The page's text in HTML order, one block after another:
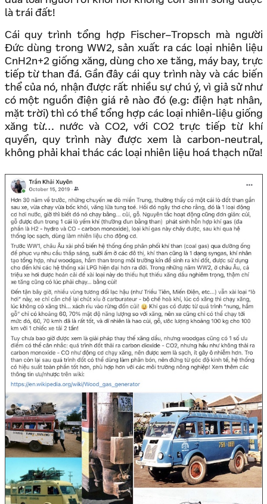
là trái đất!
Cái quy trình tổng hợp Fischer–Tropsch mà người
Đức dùng trong WW2, sản xuất ra các loại nhiên liệu
CnH2n+2 giống xăng, dùng cho xe tăng, máy bay, trực
tiếp từ than đá. Gần đây cái quy trình này và các biến
thể của nó, nhận được rất nhiều sự chú ý, vì giả sử như
có một nguồn điện giá rẻ nào đó (e.g: điện hạt nhân,
mặt trời) thì có thể tổng hợp các loại nhiên-liệu giống
xăng từ… nước và CO2, với CO2 trực tiếp từ khí
quyển, quy trình này được xem là carbon-neutral,
không phải khai thác các loại nhiên liệu hoá thạch nữa!